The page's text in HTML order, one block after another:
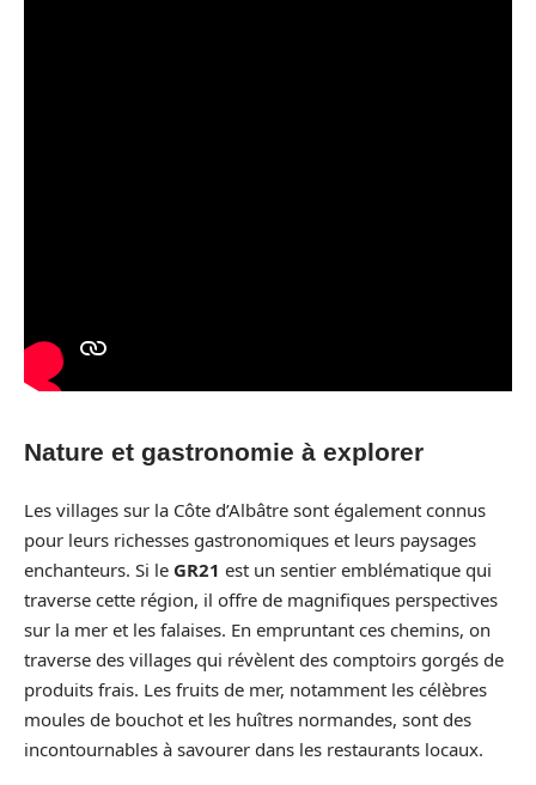
Nature et gastronomie à explorer
Les villages sur la Côte d’Albâtre sont également connus
pour leurs richesses gastronomiques et leurs paysages
enchanteurs. Si le GR21 est un sentier emblématique qui
traverse cette région, il offre de magnifiques perspectives
sur la mer et les falaises. En empruntant ces chemins, on
traverse des villages qui révèlent des comptoirs gorgés de
produits frais. Les fruits de mer, notamment les célèbres
moules de bouchot et les huîtres normandes, sont des
incontournables à savourer dans les restaurants locaux.